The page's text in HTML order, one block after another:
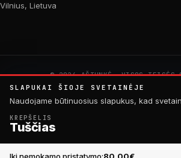
Vilnius, Lietuva
© 2026 AŠTUNKĖ. VISOS TEISĖS
PAGAMINTA SU MEILE
by Digital Acid Studio
KREPŠELIS
Tuščias
Iki nemokamo pristatymo:80,00€
SLAPUKAI ŠIOJE SVETAINĖJE
Naudojame būtinuosius slapukus, kad
sutiksite, analitinius slapukus, padedančius
Daugiau informacijos rasite
46,00€